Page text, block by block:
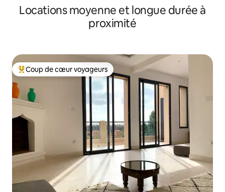
Locations moyenne et longue durée à
proximité
Coups de cœur voyageurs les plus appréciés
Coup de cœur voyageurs